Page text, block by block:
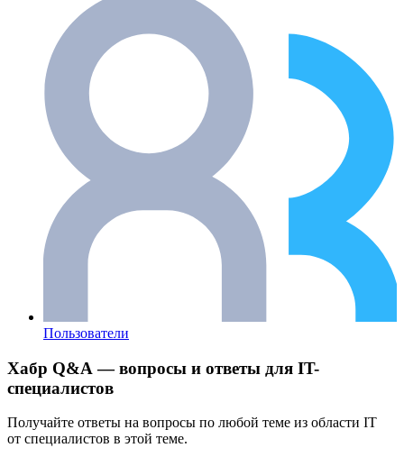
Пользователи
Хабр Q&A — вопросы и ответы для IT-
специалистов
Получайте ответы на вопросы по любой теме из области IT
от специалистов в этой теме.